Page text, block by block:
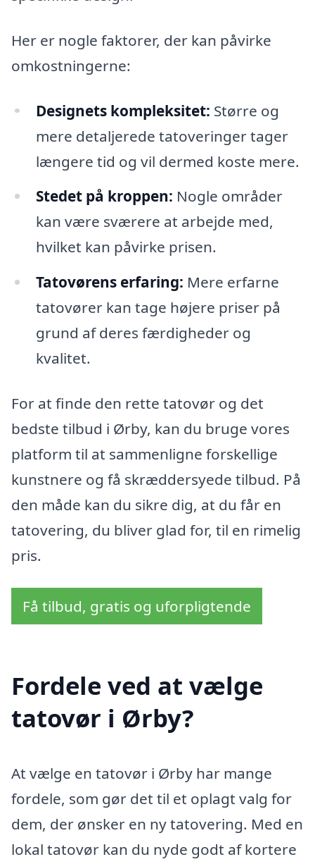
Her er nogle faktorer, der kan påvirke
omkostningerne:
Designets kompleksitet: Større og
mere detaljerede tatoveringer tager
længere tid og vil dermed koste mere.
Stedet på kroppen: Nogle områder
kan være sværere at arbejde med,
hvilket kan påvirke prisen.
Tatovørens erfaring: Mere erfarne
tatovører kan tage højere priser på
grund af deres færdigheder og
kvalitet.
For at finde den rette tatovør og det
bedste tilbud i Ørby, kan du bruge vores
platform til at sammenligne forskellige
kunstnere og få skræddersyede tilbud. På
den måde kan du sikre dig, at du får en
tatovering, du bliver glad for, til en rimelig
pris.
Få tilbud, gratis og uforpligtende
Fordele ved at vælge
tatovør i Ørby?
At vælge en tatovør i Ørby har mange
fordele, som gør det til et oplagt valg for
dem, der ønsker en ny tatovering. Med en
lokal tatovør kan du nyde godt af kortere